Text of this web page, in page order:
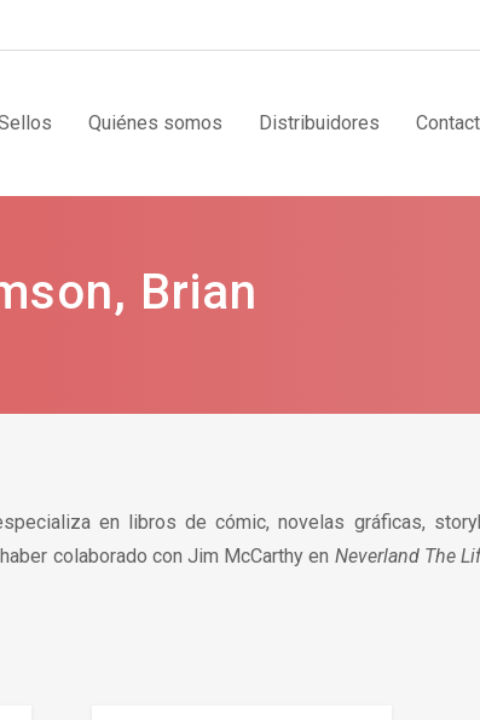
Quiénes somos Distribuidores
Brian
en libros de cómic, novelas gráficas,
colaborado con Jim McCarthy en Neverland The